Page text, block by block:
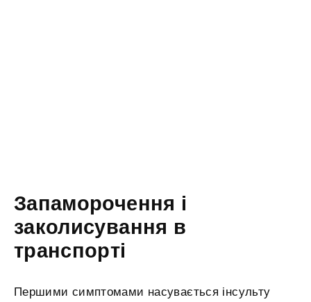
Запаморочення і
заколисування в
транспорті
Першими симптомами насувається інсульту